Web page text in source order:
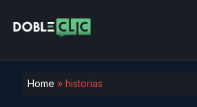
Home » historias